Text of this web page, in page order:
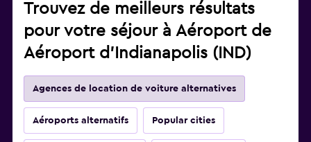
Trouvez de meilleurs résultats
pour votre séjour à Aéroport de
Aéroport d'Indianapolis (IND)
Agences de location de voiture alternatives
Aéroports alternatifs Popular cities